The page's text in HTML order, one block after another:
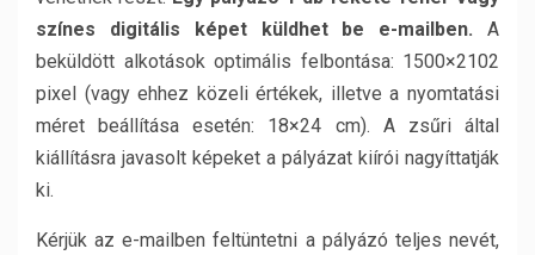
színes digitális képet küldhet be e-mailben. A
beküldött alkotások optimális felbontása: 1500×2102
pixel (vagy ehhez közeli értékek, illetve a nyomtatási
méret beállítása esetén: 18×24 cm). A zsűri által
kiállításra javasolt képeket a pályázat kiírói nagyíttatják
ki.
Kérjük az e-mailben feltüntetni a pályázó teljes nevét,